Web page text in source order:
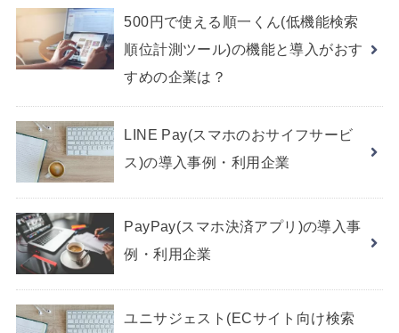
500円で使える順一くん(低機能検索
順位計測ツール)の機能と導入がおす
すめの企業は？
LINE Pay(スマホのおサイフサービ
ス)の導入事例・利用企業
PayPay(スマホ決済アプリ)の導入事
例・利用企業
ユニサジェスト(ECサイト向け検索